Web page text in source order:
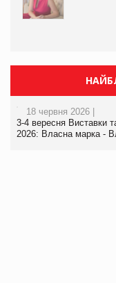
18 червня 2026 |
3-4 вересня Виставки
2026: Власна марка -